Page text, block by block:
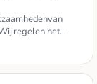
regelen het